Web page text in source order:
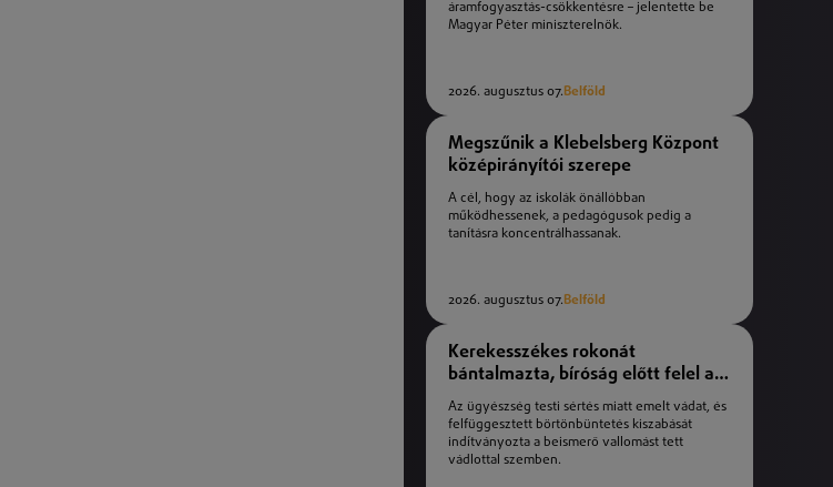
áramfogyasztás-csökkentésre – jelentette be
Magyar Péter miniszterelnök.
2026. augusztus 07.Belföld
Megszűnik a Klebelsberg Központ
középirányítói szerepe
A cél, hogy az iskolák önállóbban
működhessenek, a pedagógusok pedig a
tanításra koncentrálhassanak.
2026. augusztus 07.Belföld
Kerekesszékes rokonát
bántalmazta, bíróság előtt felel a
férfi
Az ügyészség testi sértés miatt emelt vádat, és
felfüggesztett börtönbüntetés kiszabását
indítványozta a beismerő vallomást tett
vádlottal szemben.